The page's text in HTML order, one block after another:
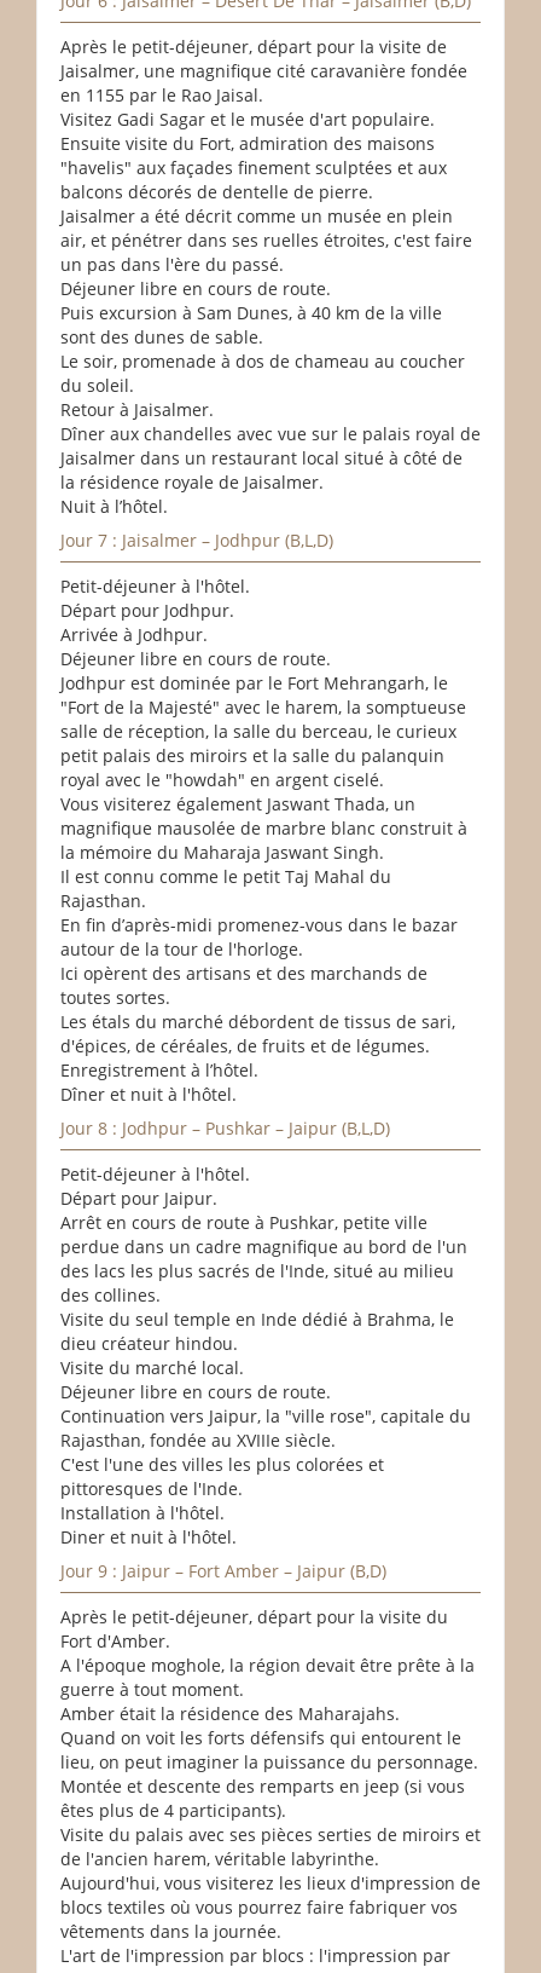
Après le petit-déjeuner, départ pour la visite de
Jaisalmer, une magnifique cité caravanière fondée
en 1155 par le Rao Jaisal.
Visitez Gadi Sagar et le musée d'art populaire.
Ensuite visite du Fort, admiration des maisons
"havelis" aux façades finement sculptées et aux
balcons décorés de dentelle de pierre.
Jaisalmer a été décrit comme un musée en plein
air, et pénétrer dans ses ruelles étroites, c'est faire
un pas dans l'ère du passé.
Déjeuner libre en cours de route.
Puis excursion à Sam Dunes, à 40 km de la ville
sont des dunes de sable.
Le soir, promenade à dos de chameau au coucher
du soleil.
Retour à Jaisalmer.
Dîner aux chandelles avec vue sur le palais royal de
Jaisalmer dans un restaurant local situé à côté de
la résidence royale de Jaisalmer.
Nuit à l’hôtel.
Jour 7 : Jaisalmer – Jodhpur (B,L,D)
Petit-déjeuner à l'hôtel.
Départ pour Jodhpur.
Arrivée à Jodhpur.
Déjeuner libre en cours de route.
Jodhpur est dominée par le Fort Mehrangarh, le
"Fort de la Majesté" avec le harem, la somptueuse
salle de réception, la salle du berceau, le curieux
petit palais des miroirs et la salle du palanquin
royal avec le "howdah" en argent ciselé.
Vous visiterez également Jaswant Thada, un
magnifique mausolée de marbre blanc construit à
la mémoire du Maharaja Jaswant Singh.
Il est connu comme le petit Taj Mahal du
Rajasthan.
En fin d’après-midi promenez-vous dans le bazar
autour de la tour de l'horloge.
Ici opèrent des artisans et des marchands de
toutes sortes.
Les étals du marché débordent de tissus de sari,
d'épices, de céréales, de fruits et de légumes.
Enregistrement à l’hôtel.
Dîner et nuit à l'hôtel.
Jour 8 : Jodhpur – Pushkar – Jaipur (B,L,D)
Petit-déjeuner à l'hôtel.
Départ pour Jaipur.
Arrêt en cours de route à Pushkar, petite ville
perdue dans un cadre magnifique au bord de l'un
des lacs les plus sacrés de l'Inde, situé au milieu
des collines.
Visite du seul temple en Inde dédié à Brahma, le
dieu créateur hindou.
Visite du marché local.
Déjeuner libre en cours de route.
Continuation vers Jaipur, la "ville rose", capitale du
Rajasthan, fondée au XVIIIe siècle.
C'est l'une des villes les plus colorées et
pittoresques de l'Inde.
Installation à l'hôtel.
Diner et nuit à l'hôtel.
Jour 9 : Jaipur – Fort Amber – Jaipur (B,D)
Après le petit-déjeuner, départ pour la visite du
Fort d'Amber.
A l'époque moghole, la région devait être prête à la
guerre à tout moment.
Amber était la résidence des Maharajahs.
Quand on voit les forts défensifs qui entourent le
lieu, on peut imaginer la puissance du personnage.
Montée et descente des remparts en jeep (si vous
êtes plus de 4 participants).
Visite du palais avec ses pièces serties de miroirs et
de l'ancien harem, véritable labyrinthe.
Aujourd'hui, vous visiterez les lieux d'impression de
blocs textiles où vous pourrez faire fabriquer vos
vêtements dans la journée.
L'art de l'impression par blocs : l'impression par